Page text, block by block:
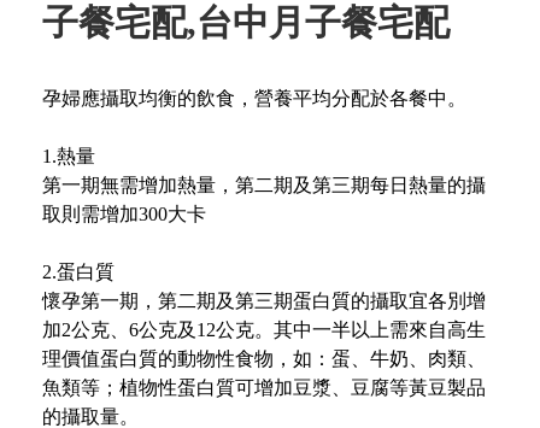
子餐宅配,台中月子餐宅配
孕婦應攝取均衡的飲食，營養平均分配於各餐中。
1.熱量
第一期無需增加熱量，第二期及第三期每日熱量的攝
取則需增加300大卡
2.蛋白質
懷孕第一期，第二期及第三期蛋白質的攝取宜各別增
加2公克、6公克及12公克。其中一半以上需來自高生
理價值蛋白質的動物性食物，如：蛋、牛奶、肉類、
魚類等；植物性蛋白質可增加豆漿、豆腐等黃豆製品
的攝取量。